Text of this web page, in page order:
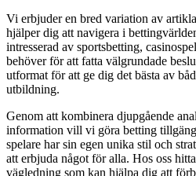
Vi erbjuder en bred variation av
hjälper dig att navigera i
intresserad av sportsbetting,
behöver för att fatta välgrundade
utformat för att ge dig det bästa av
utbildning.
Genom att kombinera djupgående
information vill vi göra betting
spelare har sin egen unika stil och
att erbjuda något för alla. Hos oss
vägledning som kan hjälpa dig att